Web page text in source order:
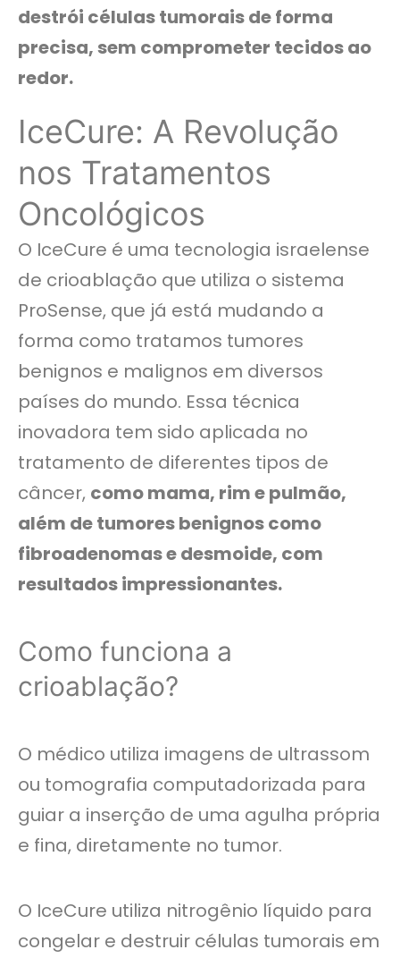
destrói células tumorais de forma
precisa, sem comprometer tecidos ao
redor.
IceCure: A Revolução
nos Tratamentos
Oncológicos
O IceCure é uma tecnologia israelense
de crioablação que utiliza o sistema
ProSense, que já está mudando a
forma como tratamos tumores
benignos e malignos em diversos
países do mundo. Essa técnica
inovadora tem sido aplicada no
tratamento de diferentes tipos de
câncer, como mama, rim e pulmão,
além de tumores benignos como
fibroadenomas e desmoide, com
resultados impressionantes.
Como funciona a
crioablação?
O médico utiliza imagens de ultrassom
ou tomografia computadorizada para
guiar a inserção de uma agulha própria
e fina, diretamente no tumor.
O IceCure utiliza nitrogênio líquido para
congelar e destruir células tumorais em